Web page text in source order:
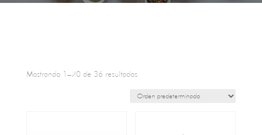
Mostrando 1–20 de 36 resultados